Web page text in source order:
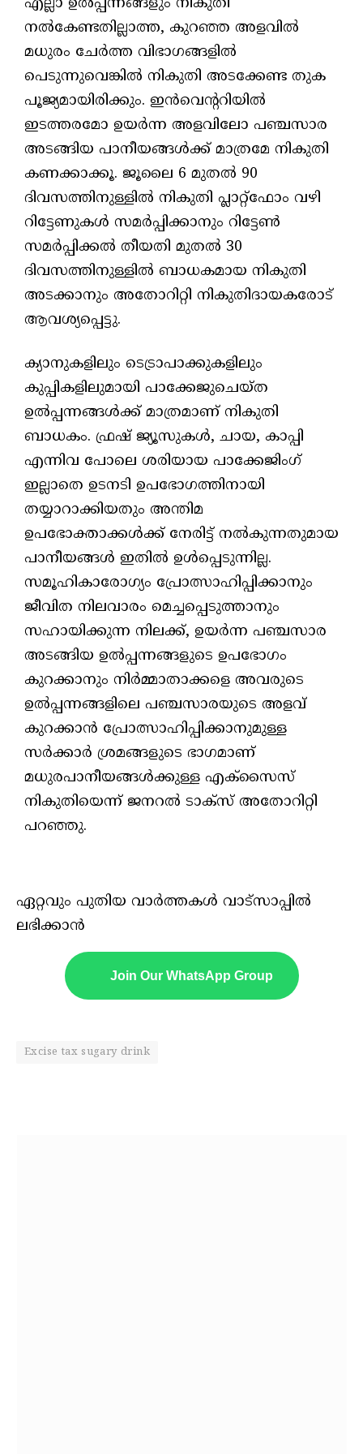
എല്ലാ ഉല്‍പ്പന്നങ്ങളും നികുതി
നല്‍കേണ്ടതില്ലാത്ത, കുറഞ്ഞ അളവില്‍
മധുരം ചേര്‍ത്ത വിഭാഗങ്ങളില്‍
പെടുന്നുവെങ്കില്‍ നികുതി അടക്കേണ്ട തുക
പൂജ്യമായിരിക്കും. ഇന്‍വെന്ററിയില്‍
ഇടത്തരമോ ഉയര്‍ന്ന അളവിലോ പഞ്ചസാര
അടങ്ങിയ പാനീയങ്ങള്‍ക്ക് മാത്രമേ നികുതി
കണക്കാക്കൂ. ജൂലൈ 6 മുതല്‍ 90
ദിവസത്തിനുള്ളില്‍ നികുതി പ്ലാറ്റ്ഫോം വഴി
റിട്ടേണുകള്‍ സമര്‍പ്പിക്കാനും റിട്ടേണ്‍
സമര്‍പ്പിക്കല്‍ തീയതി മുതല്‍ 30
ദിവസത്തിനുള്ളില്‍ ബാധകമായ നികുതി
അടക്കാനും അതോറിറ്റി നികുതിദായകരോട്
ആവശ്യപ്പെട്ടു.
ക്യാനുകളിലും ടെട്രാപാക്കുകളിലും
കുപ്പികളിലുമായി പാക്കേജുചെയ്ത
ഉല്‍പ്പന്നങ്ങള്‍ക്ക് മാത്രമാണ് നികുതി
ബാധകം. ഫ്രഷ് ജ്യൂസുകള്‍, ചായ, കാപ്പി
എന്നിവ പോലെ ശരിയായ പാക്കേജിംഗ്
ഇല്ലാതെ ഉടനടി ഉപഭോഗത്തിനായി
തയ്യാറാക്കിയതും അന്തിമ
ഉപഭോക്താക്കള്‍ക്ക് നേരിട്ട് നല്‍കുന്നതുമായ
പാനീയങ്ങള്‍ ഇതില്‍ ഉള്‍പ്പെടുന്നില്ല.
സമൂഹികാരോഗ്യം പ്രോത്സാഹിപ്പിക്കാനും
ജീവിത നിലവാരം മെച്ചപ്പെടുത്താനും
സഹായിക്കുന്ന നിലക്ക്, ഉയര്‍ന്ന പഞ്ചസാര
അടങ്ങിയ ഉല്‍പ്പന്നങ്ങളുടെ ഉപഭോഗം
കുറക്കാനും നിര്‍മ്മാതാക്കളെ അവരുടെ
ഉല്‍പ്പന്നങ്ങളിലെ പഞ്ചസാരയുടെ അളവ്
കുറക്കാന്‍ പ്രോത്സാഹിപ്പിക്കാനുമുള്ള
സര്‍ക്കാര്‍ ശ്രമങ്ങളുടെ ഭാഗമാണ്
മധുരപാനീയങ്ങള്‍ക്കുള്ള എക്‌സൈസ്
നികുതിയെന്ന് ജനറല്‍ ടാക്‌സ് അതോറിറ്റി
പറഞ്ഞു.
ഏറ്റവും പുതിയ വാർത്തകൾ വാട്സാപ്പിൽ
ലഭിക്കാൻ
Join Our WhatsApp Group
Excise tax sugary drink